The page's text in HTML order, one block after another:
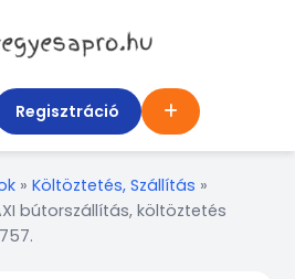
Regisztráció
» Költöztetés, Szállítás »
bútorszállítás, költöztetés